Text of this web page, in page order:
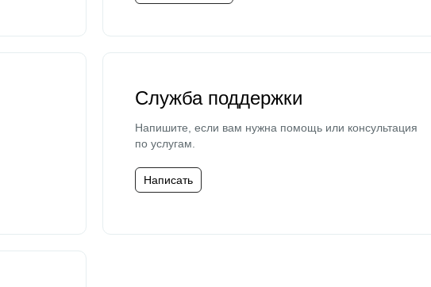
Служба поддержки
Напишите, если вам нужна помощь или консультация
по услугам.
Написать